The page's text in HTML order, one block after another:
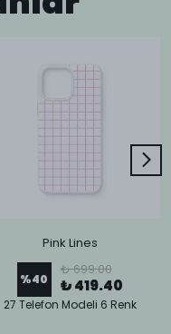
Pink Lines
%40
₺ 699.00
₺ 419.40
27 Telefon Modeli 6 Renk